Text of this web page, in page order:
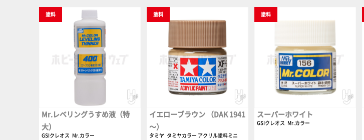
塗料
Mr.レベリングうすめ液（特
大）
GSIクレオス Mr.カラー
塗料
イエローブラウン （DAK 1941
～）
タミヤ タミヤカラー アクリル塗料ミニ
塗料
スーパーホワイト
GSIクレオス Mr.カラー